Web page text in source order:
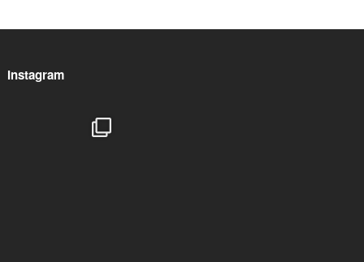
Instagram